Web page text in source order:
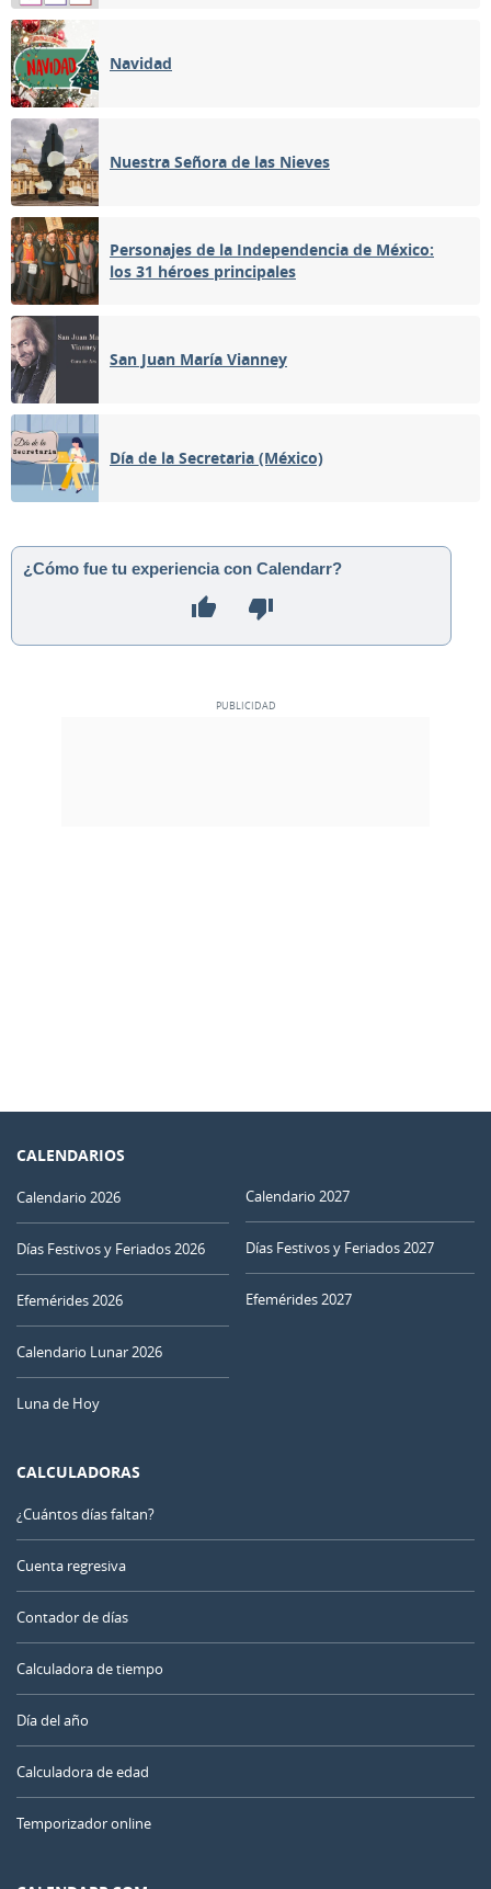
Navidad
Nuestra Señora de las Nieves
Personajes de la Independencia de México:
los 31 héroes principales
San Juan María Vianney
Día de la Secretaria (México)
¿Cómo fue tu experiencia con Calendarr?
CALENDARIOS
Calendario 2026
Días Festivos y Feriados 2026
Efemérides 2026
Calendario Lunar 2026
Luna de Hoy
Calendario 2027
Días Festivos y Feriados 2027
Efemérides 2027
CALCULADORAS
¿Cuántos días faltan?
Cuenta regresiva
Contador de días
Calculadora de tiempo
Día del año
Calculadora de edad
Temporizador online